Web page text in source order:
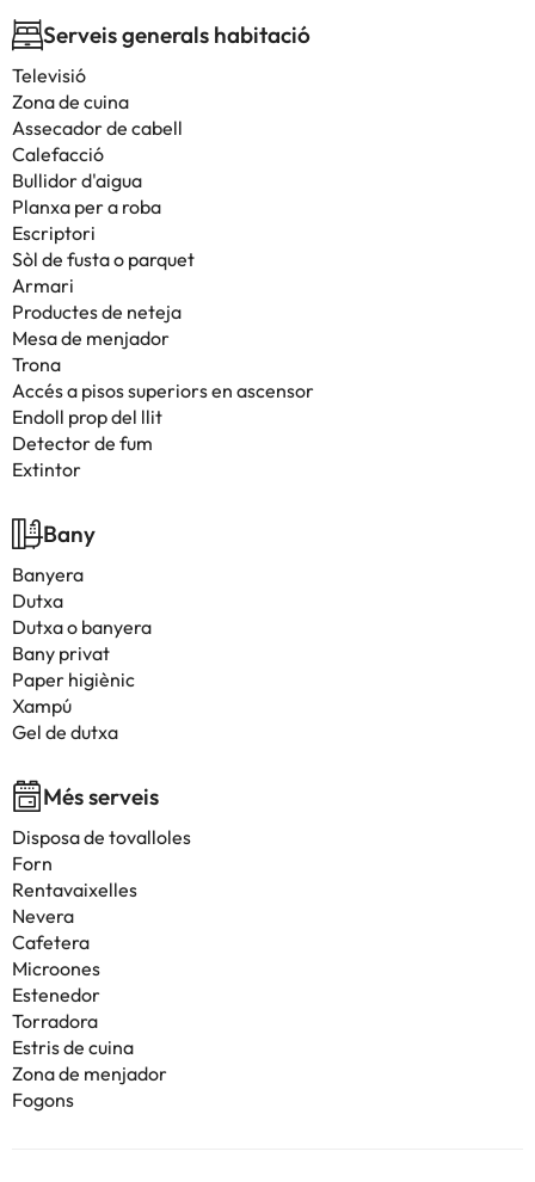
Serveis generals habitació
Televisió
Zona de cuina
Assecador de cabell
Calefacció
Bullidor d'aigua
Planxa per a roba
Escriptori
Sòl de fusta o parquet
Armari
Productes de neteja
Mesa de menjador
Trona
Accés a pisos superiors en ascensor
Endoll prop del llit
Detector de fum
Extintor
Bany
Banyera
Dutxa
Dutxa o banyera
Bany privat
Paper higiènic
Xampú
Gel de dutxa
Més serveis
Disposa de tovalloles
Forn
Rentavaixelles
Nevera
Cafetera
Microones
Estenedor
Torradora
Estris de cuina
Zona de menjador
Fogons